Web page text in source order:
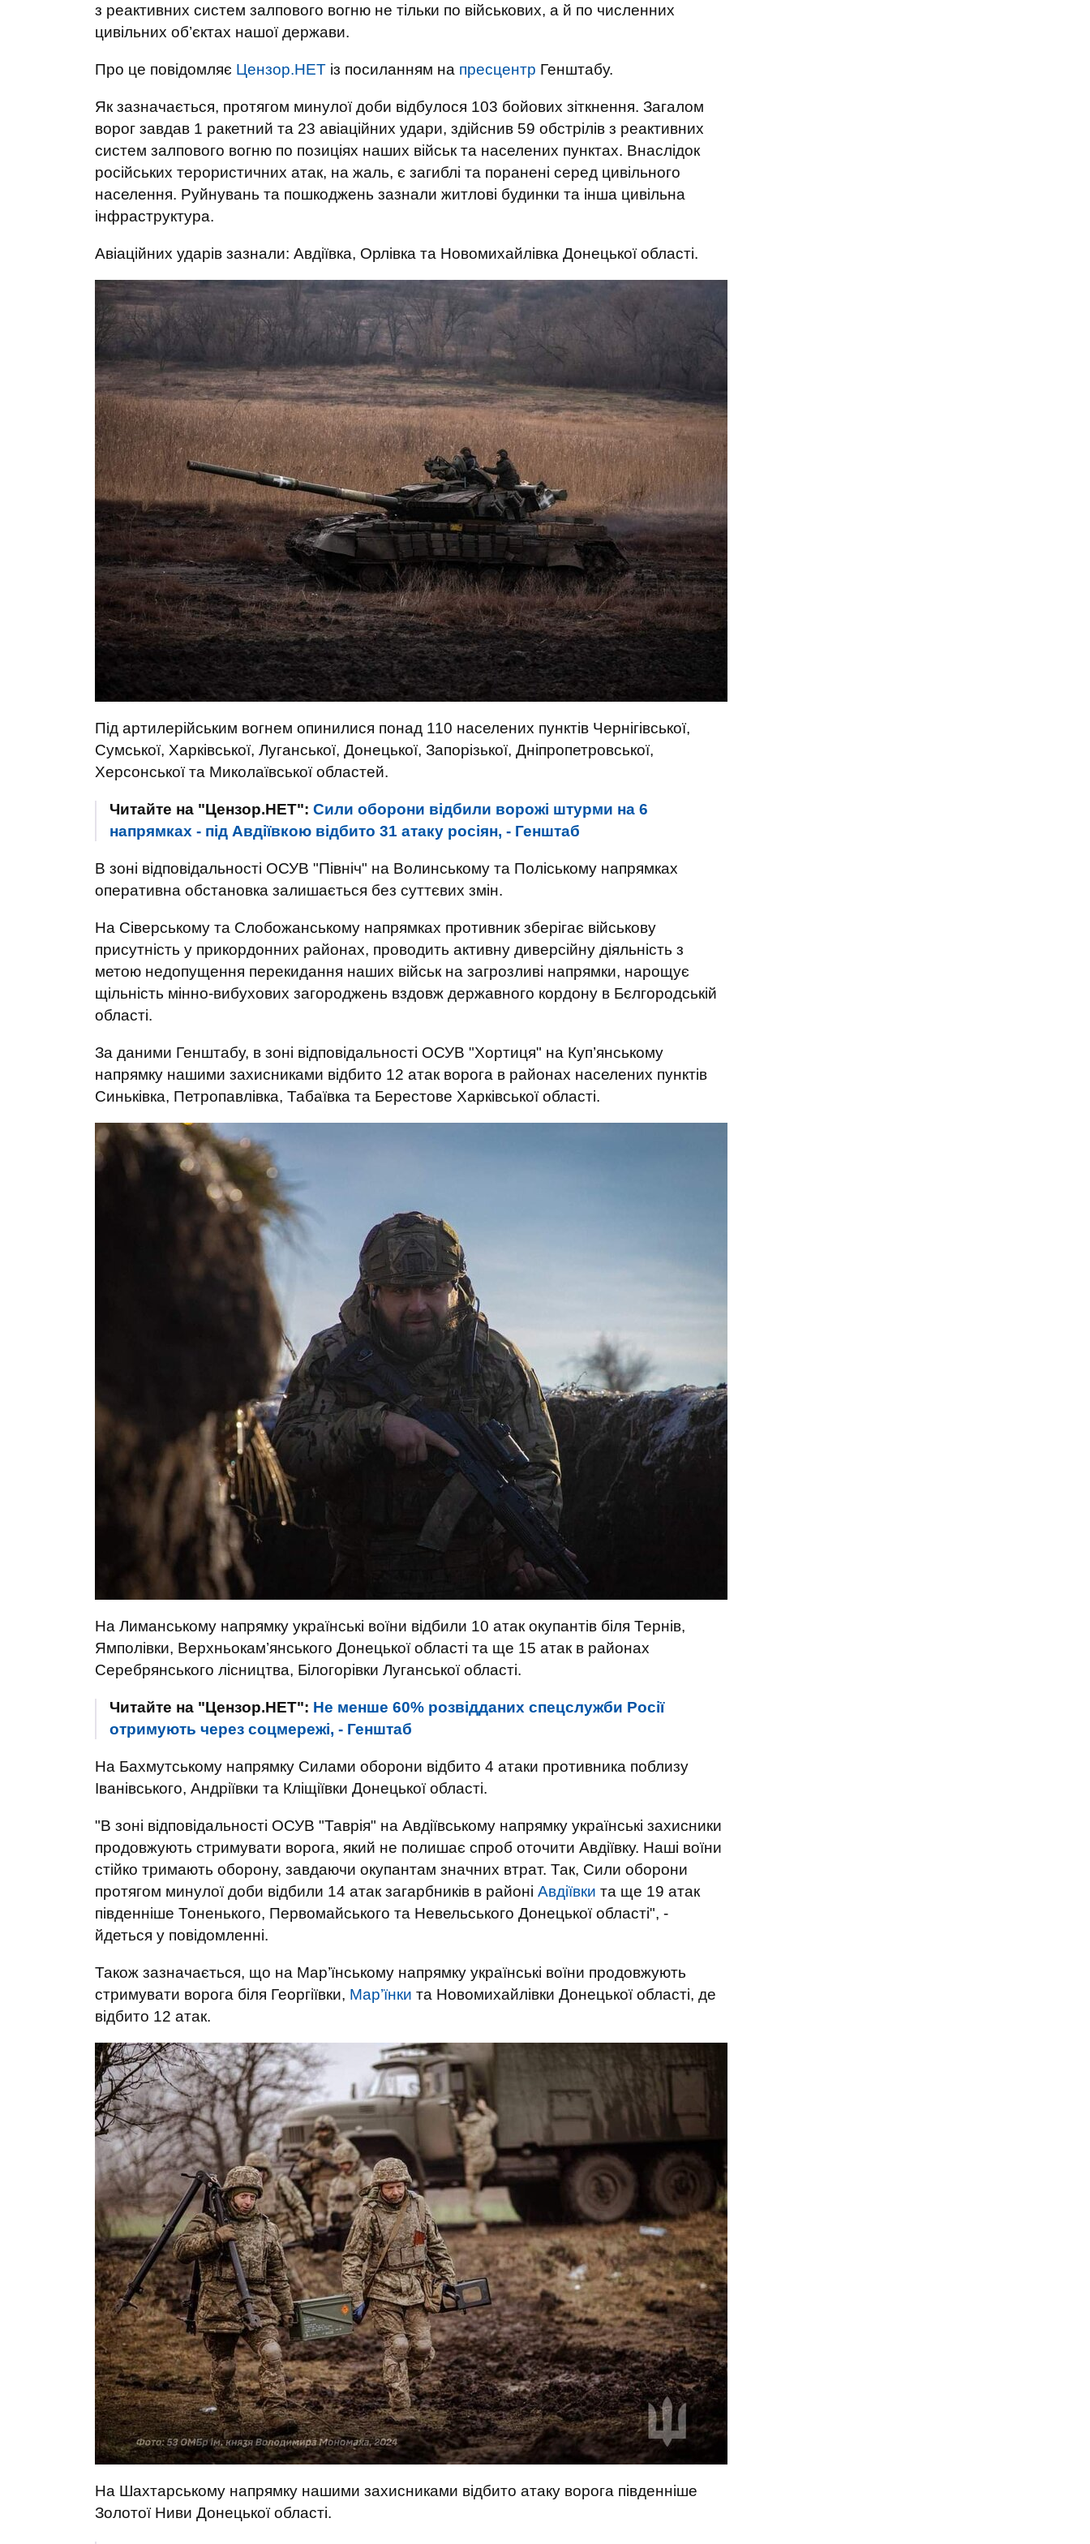
з реактивних систем залпового вогню не тільки по військових, а й по численних
цивільних об’єктах нашої держави.
Про це повідомляє Цензор.НЕТ із посиланням на пресцентр Генштабу.
Як зазначається, протягом минулої доби відбулося 103 бойових зіткнення. Загалом
ворог завдав 1 ракетний та 23 авіаційних удари, здійснив 59 обстрілів з реактивних
систем залпового вогню по позиціях наших військ та населених пунктах. Внаслідок
російських терористичних атак, на жаль, є загиблі та поранені серед цивільного
населення. Руйнувань та пошкоджень зазнали житлові будинки та інша цивільна
інфраструктура.
Авіаційних ударів зазнали: Авдіївка, Орлівка та Новомихайлівка Донецької області.
Під артилерійським вогнем опинилися понад 110 населених пунктів Чернігівської,
Сумської, Харківської, Луганської, Донецької, Запорізької, Дніпропетровської,
Херсонської та Миколаївської областей.
Читайте на "Цензор.НЕТ": Сили оборони відбили ворожі штурми на 6
напрямках - під Авдіївкою відбито 31 атаку росіян, - Генштаб
В зоні відповідальності ОСУВ "Північ" на Волинському та Поліському напрямках
оперативна обстановка залишається без суттєвих змін.
На Сіверському та Слобожанському напрямках противник зберігає військову
присутність у прикордонних районах, проводить активну диверсійну діяльність з
метою недопущення перекидання наших військ на загрозливі напрямки, нарощує
щільність мінно-вибухових загороджень вздовж державного кордону в Бєлгородській
області.
За даними Генштабу, в зоні відповідальності ОСУВ "Хортиця" на Куп’янському
напрямку нашими захисниками відбито 12 атак ворога в районах населених пунктів
Синьківка, Петропавлівка, Табаївка та Берестове Харківської області.
На Лиманському напрямку українські воїни відбили 10 атак окупантів біля Тернів,
Ямполівки, Верхньокам’янського Донецької області та ще 15 атак в районах
Серебрянського лісництва, Білогорівки Луганської області.
Читайте на "Цензор.НЕТ": Не менше 60% розвідданих спецслужби Росії
отримують через соцмережі, - Генштаб
На Бахмутському напрямку Силами оборони відбито 4 атаки противника поблизу
Іванівського, Андріївки та Кліщіївки Донецької області.
"В зоні відповідальності ОСУВ "Таврія" на Авдіївському напрямку українські захисники
продовжують стримувати ворога, який не полишає спроб оточити Авдіївку. Наші воїни
стійко тримають оборону, завдаючи окупантам значних втрат. Так, Сили оборони
протягом минулої доби відбили 14 атак загарбників в районі Авдіївки та ще 19 атак
південніше Тоненького, Первомайського та Невельського Донецької області", -
йдеться у повідомленні.
Також зазначається, що на Мар’їнському напрямку українські воїни продовжують
стримувати ворога біля Георгіївки, Мар’їнки та Новомихайлівки Донецької області, де
відбито 12 атак.
На Шахтарському напрямку нашими захисниками відбито атаку ворога південніше
Золотої Ниви Донецької області.